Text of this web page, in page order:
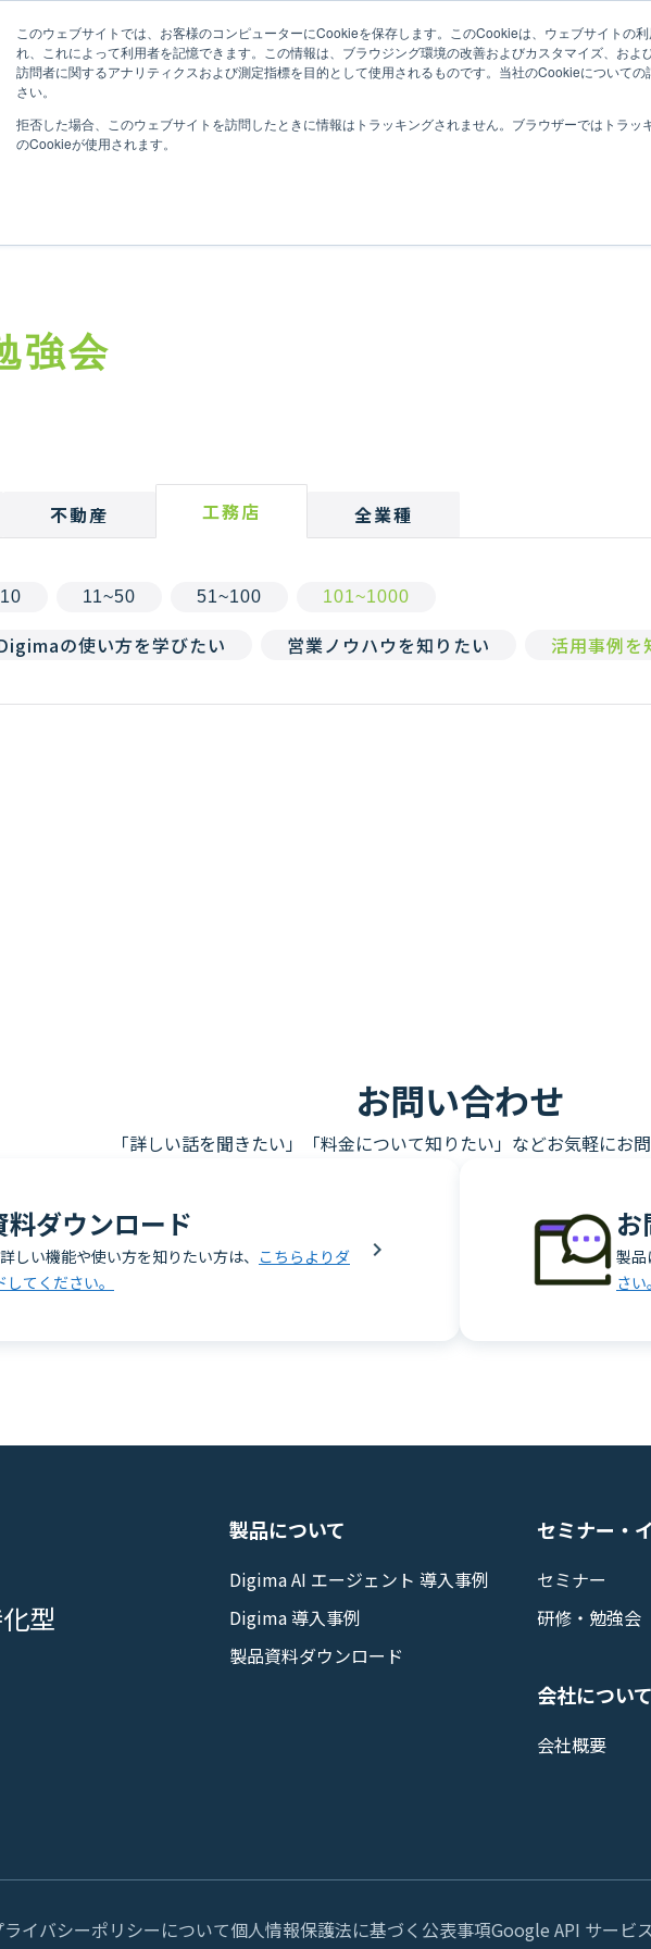
このウェブサイトでは、お客様のコンピューターにCookieを保存します。このCookieは、ウェブサイトの
れ、これによって利用者を記憶できます。この情報は、ブラウジング環境の改善およびカスタマイズ、お
訪問者に関するアナリティクスおよび測定指標を目的として使用されるものです。当社のCookieについて
さい。
拒否した場合、このウェブサイトを訪問したときに情報はトラッキングされません。ブラウザーではトラ
のCookieが使用されます。
トップ機能導入事例セミナー・イベント
強会
不動産 工務店 全業種
11~50 51~100 101~1000
の使い方を学びたい 営業ノウハウを知りたい 活用事例を
お問い合わせ
「詳しい話を聞きたい」「料金について知りたい」などお気軽にお
料ダウンロード
しい機能や使い方を知りたい方は、 こちらよりダ
てください。
製品
さい
型
製品について
Digima AI エージェント 導入事例
Digima 導入事例
製品資料ダウンロード
セミナー・
セミナー
研修・勉強会
会社につい
会社概要
ライバシーポリシーについて個人情報保護法に基づく公表事項Google API サービ